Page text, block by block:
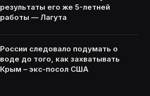
результаты его же 5-летней
работы — Лагута
России следовало подумать о
воде до того, как захватывать
Крым – экс-посол США